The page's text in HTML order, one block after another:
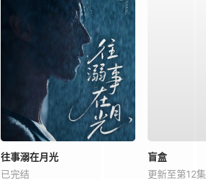
往事溺在月光
已完结
盲盒
更新至第12集